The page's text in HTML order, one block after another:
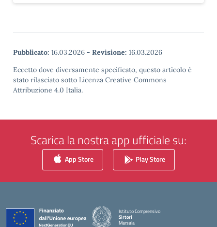
Pubblicato: 16.03.2026 - Revisione: 16.03.2026
Eccetto dove diversamente specificato, questo articolo è
stato rilasciato sotto Licenza Creative Commons
Attribuzione 4.0 Italia.
Scarica la nostra app ufficiale su:
App Store Play Store
Istituto Comprensivo
Sirtori
Marsala